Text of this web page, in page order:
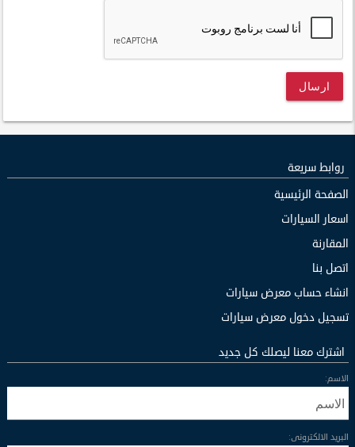
ارسال
روابط سريعة
الصفحة الرئيسية
اسعار السيارات
المقارنة
اتصل بنا
انشاء حساب معرض سيارات
تسجيل دخول معرض سيارات
اشترك معنا ليصلك كل جديد
الاسم:
البريد الالكترونى: